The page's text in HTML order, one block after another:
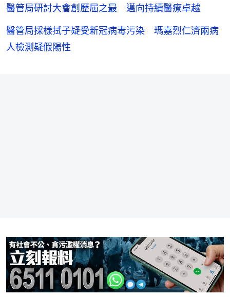
醫管局研討大會創歷屆之最 邁向持續醫療卓越
醫管局採樣拭子疑受新冠病毒污染 瑪嘉烈仁濟兩病
人檢測疑假陽性